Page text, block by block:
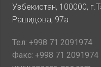
Узбекистан, 100000,
Рашидова, 97а
Тел: +998 71 2091974
Факс: +998 71 2091974